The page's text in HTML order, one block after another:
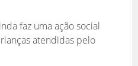
faz uma ação social
atendidas pelo